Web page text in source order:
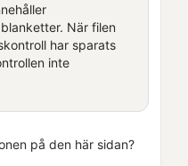
När filen
har sparats
inte
på den här sidan?